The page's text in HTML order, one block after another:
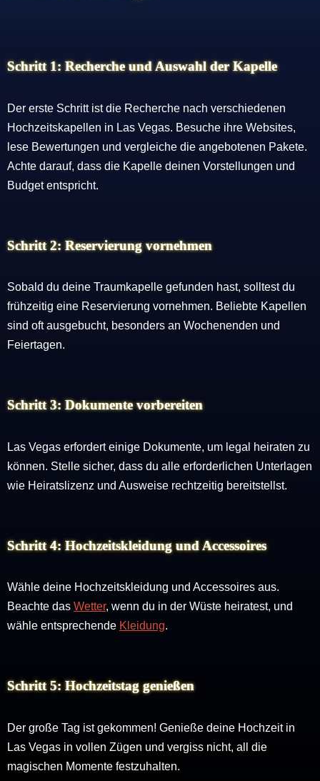
Schritt 1: Recherche und Auswahl der Kapelle
Der erste Schritt ist die Recherche nach verschiedenen
Hochzeitskapellen in Las Vegas. Besuche ihre Websites,
lese Bewertungen und vergleiche die angebotenen Pakete.
Achte darauf, dass die Kapelle deinen Vorstellungen und
Budget entspricht.
Schritt 2: Reservierung vornehmen
Sobald du deine Traumkapelle gefunden hast, solltest du
frühzeitig eine Reservierung vornehmen. Beliebte Kapellen
sind oft ausgebucht, besonders an Wochenenden und
Feiertagen.
Schritt 3: Dokumente vorbereiten
Las Vegas erfordert einige Dokumente, um legal heiraten zu
können. Stelle sicher, dass du alle erforderlichen Unterlagen
wie Heiratslizenz und Ausweise rechtzeitig bereitstellst.
Schritt 4: Hochzeitskleidung und Accessoires
Wähle deine Hochzeitskleidung und Accessoires aus.
Beachte das Wetter, wenn du in der Wüste heiratest, und
wähle entsprechende Kleidung.
Schritt 5: Hochzeitstag genießen
Der große Tag ist gekommen! Genieße deine Hochzeit in
Las Vegas in vollen Zügen und vergiss nicht, all die
magischen Momente festzuhalten.